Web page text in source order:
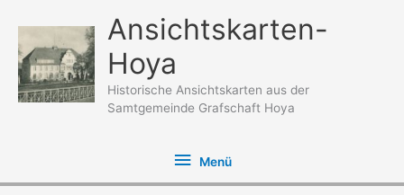
springen
Ansichtskarten-
Hoya
Historische Ansichtskarten aus der
Samtgemeinde Grafschaft Hoya
Menü
Menü